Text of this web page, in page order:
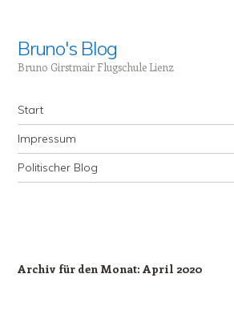
Bruno's Blog
Bruno Girstmair Flugschule Lienz
Menü
Zum Inhalt springen
Start
Impressum
Politischer Blog
Archiv für den Monat: April 2020